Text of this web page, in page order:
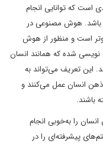
که توانایی انجام
باشد. هوش مصنوعی در
است و منظور از هوش
نویسی شده که همانند انسان
این تعریف می‌تواند به
ذهن انسان عمل می‌کنند و
باشند.
را به‌خوبی انجام
پیشرفته‌ای را در